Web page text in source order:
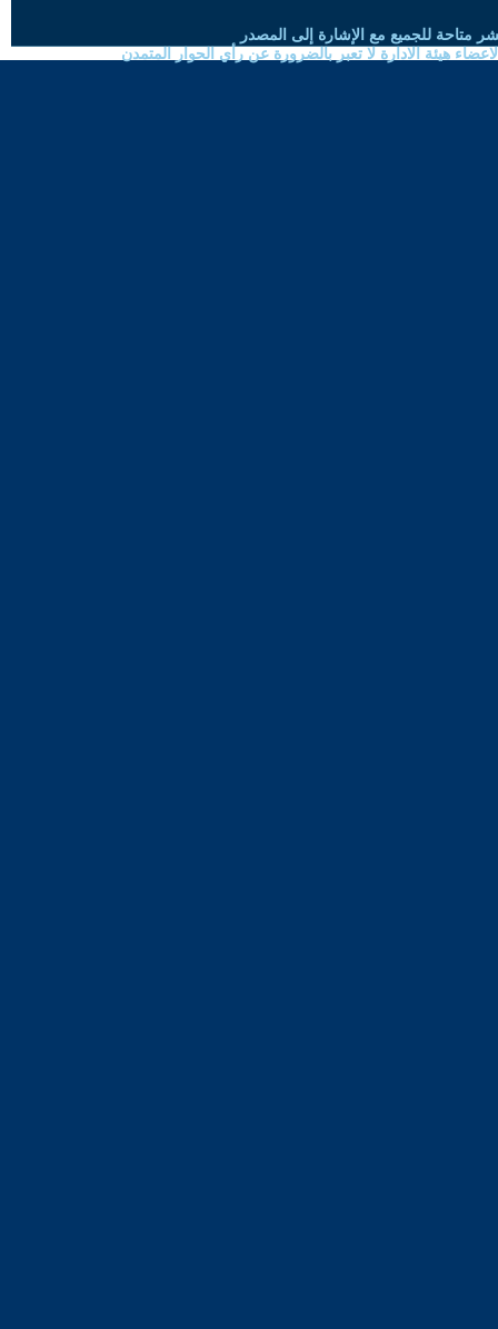
متاحة للجميع مع الإشارة إلى المصدر
هيئة الادارة لا تعبر بالضرورة عن رأي الحوار المتمدن